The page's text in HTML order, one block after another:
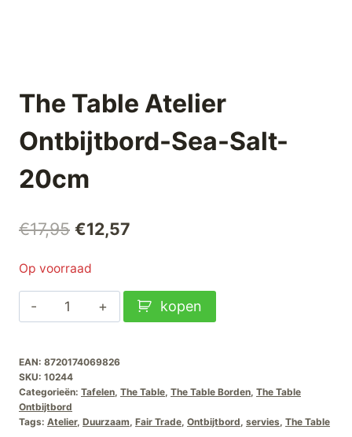
The Table Atelier
Ontbijtbord-Sea-Salt-
20cm
€17,95 Oorspronkelijke
€17,95.
€12,57
€12,57.
Op voorraad
The
Table
Ontbijtbord-
Sea-
Salt-
20cm
kopen
EAN: 8720174069826
SKU: 10244
Categorieën: Tafelen, The Table, The Table Borden, The Table
Ontbijtbord
Tags: Atelier, Duurzaam, Fair Trade, Ontbijtbord, servies, The Table